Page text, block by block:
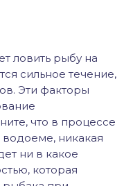
ловить рыбу на
сильное течение,
Эти факторы
что в процессе
никакая
ни в какое
которая